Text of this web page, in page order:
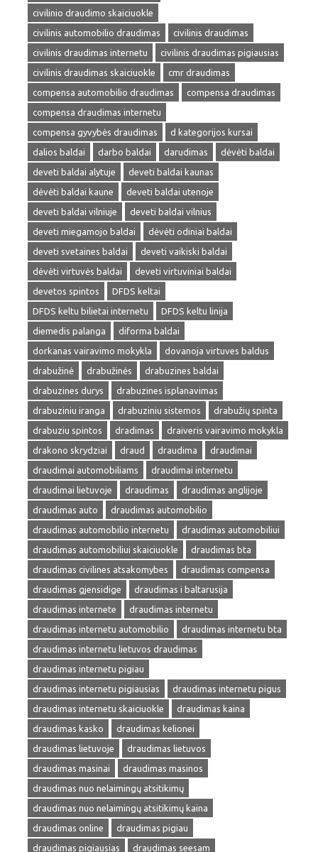
civilinio draudimo skaiciuokle
civilinis automobilio draudimas
civilinis draudimas
civilinis draudimas internetu
civilinis draudimas pigiausias
civilinis draudimas skaiciuokle
cmr draudimas
compensa automobilio draudimas
compensa draudimas
compensa draudimas internetu
compensa gyvybės draudimas
d kategorijos kursai
dalios baldai
darbo baldai darudimas
dėvėti baldai
deveti baldai alytuje
deveti baldai kaunas
dėvėti baldai kaune
deveti baldai utenoje
deveti baldai vilniuje
deveti baldai vilnius
deveti miegamojo baldai
dėvėti odiniai baldai
deveti svetaines baldai
deveti vaikiski baldai
dėvėti virtuvės baldai
deveti virtuviniai baldai
devetos spintos
DFDS keltai
DFDS keltu bilietai internetu
DFDS keltu linija
diemedis palanga
diforma baldai
dorkanas vairavimo mokykla
dovanoja virtuves baldus
drabužinė
drabužinės
drabuzines baldai
drabuzines durys
drabuzines isplanavimas
drabuziniu iranga
drabuziniu sistemos
drabužių spinta
drabuziu spintos
dradimas
draiveris vairavimo mokykla
drakono skrydziai
draud draudima
draudimai
draudimai automobiliams
draudimai internetu
draudimai lietuvoje
draudimas
draudimas anglijoje
draudimas auto
draudimas automobilio
draudimas automobilio internetu
draudimas automobiliui
draudimas automobiliui skaiciuokle
draudimas bta
draudimas civilines atsakomybes
draudimas compensa
draudimas gjensidige
draudimas i baltarusija
draudimas internete
draudimas internetu
draudimas internetu automobilio
draudimas internetu bta
draudimas internetu lietuvos draudimas
draudimas internetu pigiau
draudimas internetu pigiausias
draudimas internetu pigus
draudimas internetu skaiciuokle
draudimas kaina
draudimas kasko
draudimas kelionei
draudimas lietuvoje
draudimas lietuvos
draudimas masinai
draudimas masinos
draudimas nuo nelaimingų atsitikimų
draudimas nuo nelaimingų atsitikimų kaina
draudimas online
draudimas pigiau
draudimas pigiausias
draudimas seesam